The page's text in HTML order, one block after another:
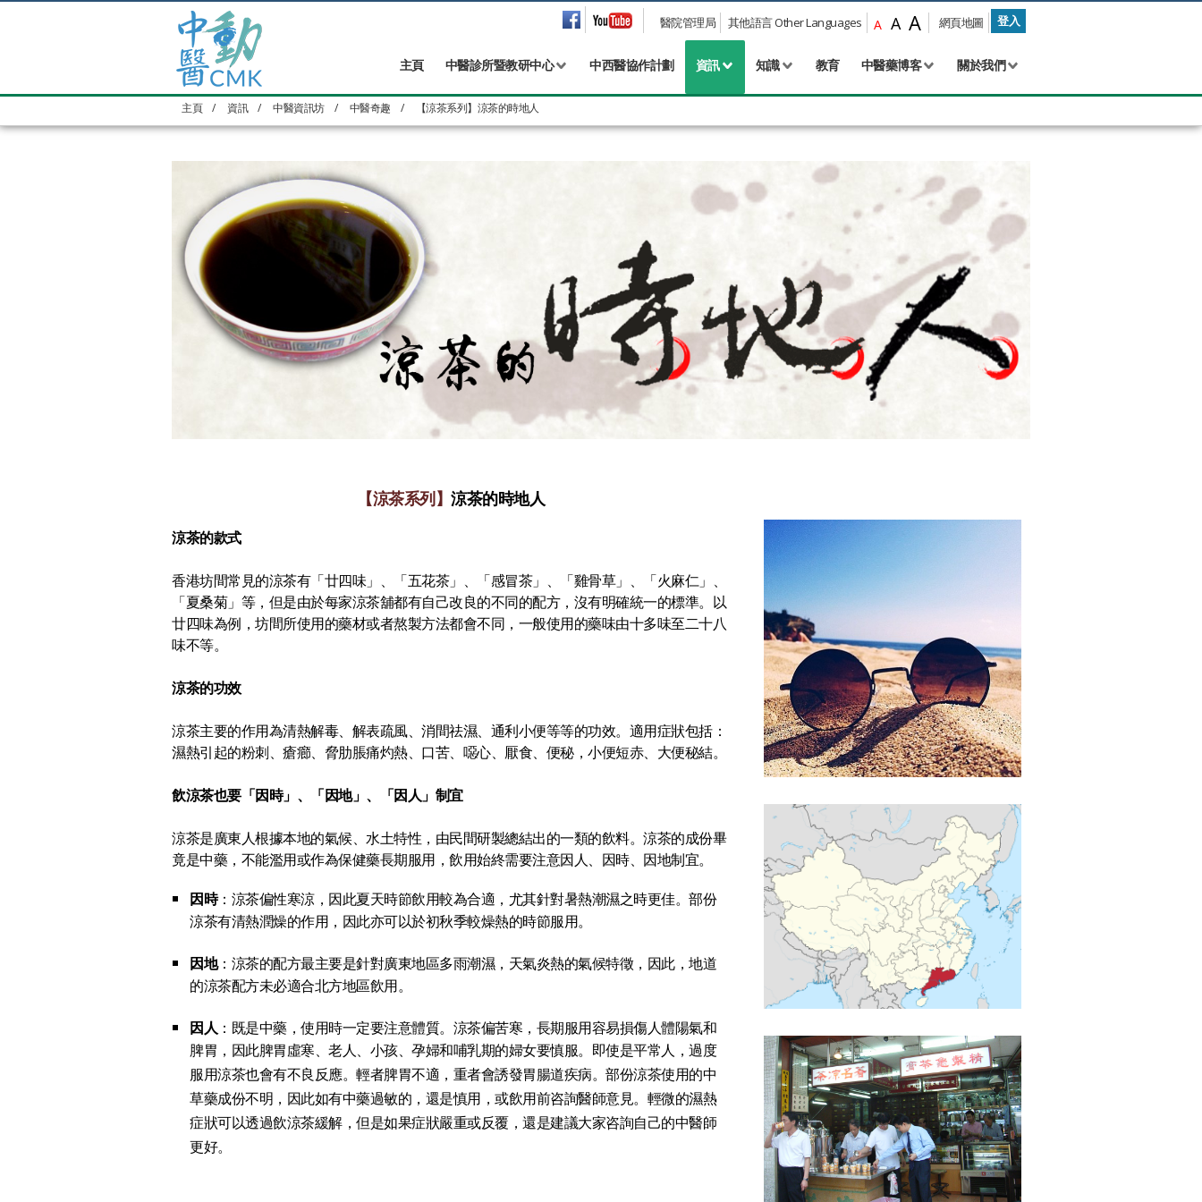
醫院管理局 其他語言 Other Languages A A A 網頁地圖 登入
主頁 中醫診所暨教研中心 中西醫協作計劃 資訊 知識 教育 中醫藥博客 關於我們
主頁 / 資訊 / 中醫資訊坊 / 中醫奇趣 / 【涼茶系列】涼茶的時地人
【涼茶系列】 涼茶的時地人
涼茶的款式
香港坊間常見的涼茶有「廿四味」、「五花茶」、「感冒茶」、「雞骨草」、「火麻仁」、
「夏桑菊」等，但是由於每家涼茶舖都有自己改良的不同的配方，沒有明確統一的標準。以
廿四味為例，坊間所使用的藥材或者熬製方法都會不同，一般使用的藥味由十多味至二十八
味不等。
涼茶的功效
涼茶主要的作用為清熱解毒、解表疏風、消間祛濕、通利小便等等的功效。適用症狀包括：
濕熱引起的粉刺、瘡癤、脅肋脹痛灼熱、口苦、噁心、厭食、便秘，小便短赤、大便秘結。
飲涼茶也要「因時」、「因地」、「因人」制宜
涼茶是廣東人根據本地的氣候、水土特性，由民間研製總結出的一類的飲料。涼茶的成份畢
竟是中藥，不能濫用或作為保健藥長期服用，飲用始終需要注意因人、因時、因地制宜。
因時：涼茶偏性寒涼，因此夏天時節飲用較為合適，尤其針對暑熱潮濕之時更佳。部份
涼茶有清熱潤燥的作用，因此亦可以於初秋季較燥熱的時節服用。
因地：涼茶的配方最主要是針對廣東地區多雨潮濕，天氣炎熱的氣候特徵，因此，地道
的涼茶配方未必適合北方地區飲用。
因人 ：既是中藥，使用時一定要注意體質。涼茶偏苦寒，長期服用容易損傷人體陽氣和
脾胃，因此脾胃虛寒、老人、小孩、孕婦和哺乳期的婦女要慎服。即使是平常人，過度
服用涼茶也會有不良反應。輕者脾胃不適，重者會誘發胃腸道疾病。部份涼茶使用的中
草藥成份不明，因此如有中藥過敏的，還是慎用，或飲用前咨詢醫師意見。輕微的濕熱
症狀可以透過飲涼茶緩解，但是如果症狀嚴重或反覆，還是建議大家咨詢自己的中醫師
更好。